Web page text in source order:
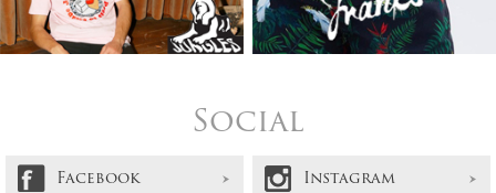
Social
Facebook
Instagram